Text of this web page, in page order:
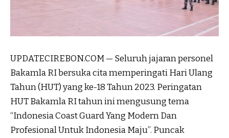
UPDATECIREBON.COM — Seluruh jajaran personel
Bakamla RI bersuka cita memperingati Hari Ulang
Tahun (HUT) yang ke-18 Tahun 2023. Peringatan
HUT Bakamla RI tahun ini mengusung tema
“Indonesia Coast Guard Yang Modern Dan
Profesional Untuk Indonesia Maju”. Puncak